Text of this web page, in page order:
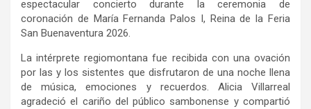
espectacular concierto durante la ceremonia de
coronación de María Fernanda Palos I, Reina de la Feria
San Buenaventura 2026.
La intérprete regiomontana fue recibida con una ovación
por las y los sistentes que disfrutaron de una noche llena
de música, emociones y recuerdos. Alicia Villarreal
agradeció el cariño del público sambonense y compartió